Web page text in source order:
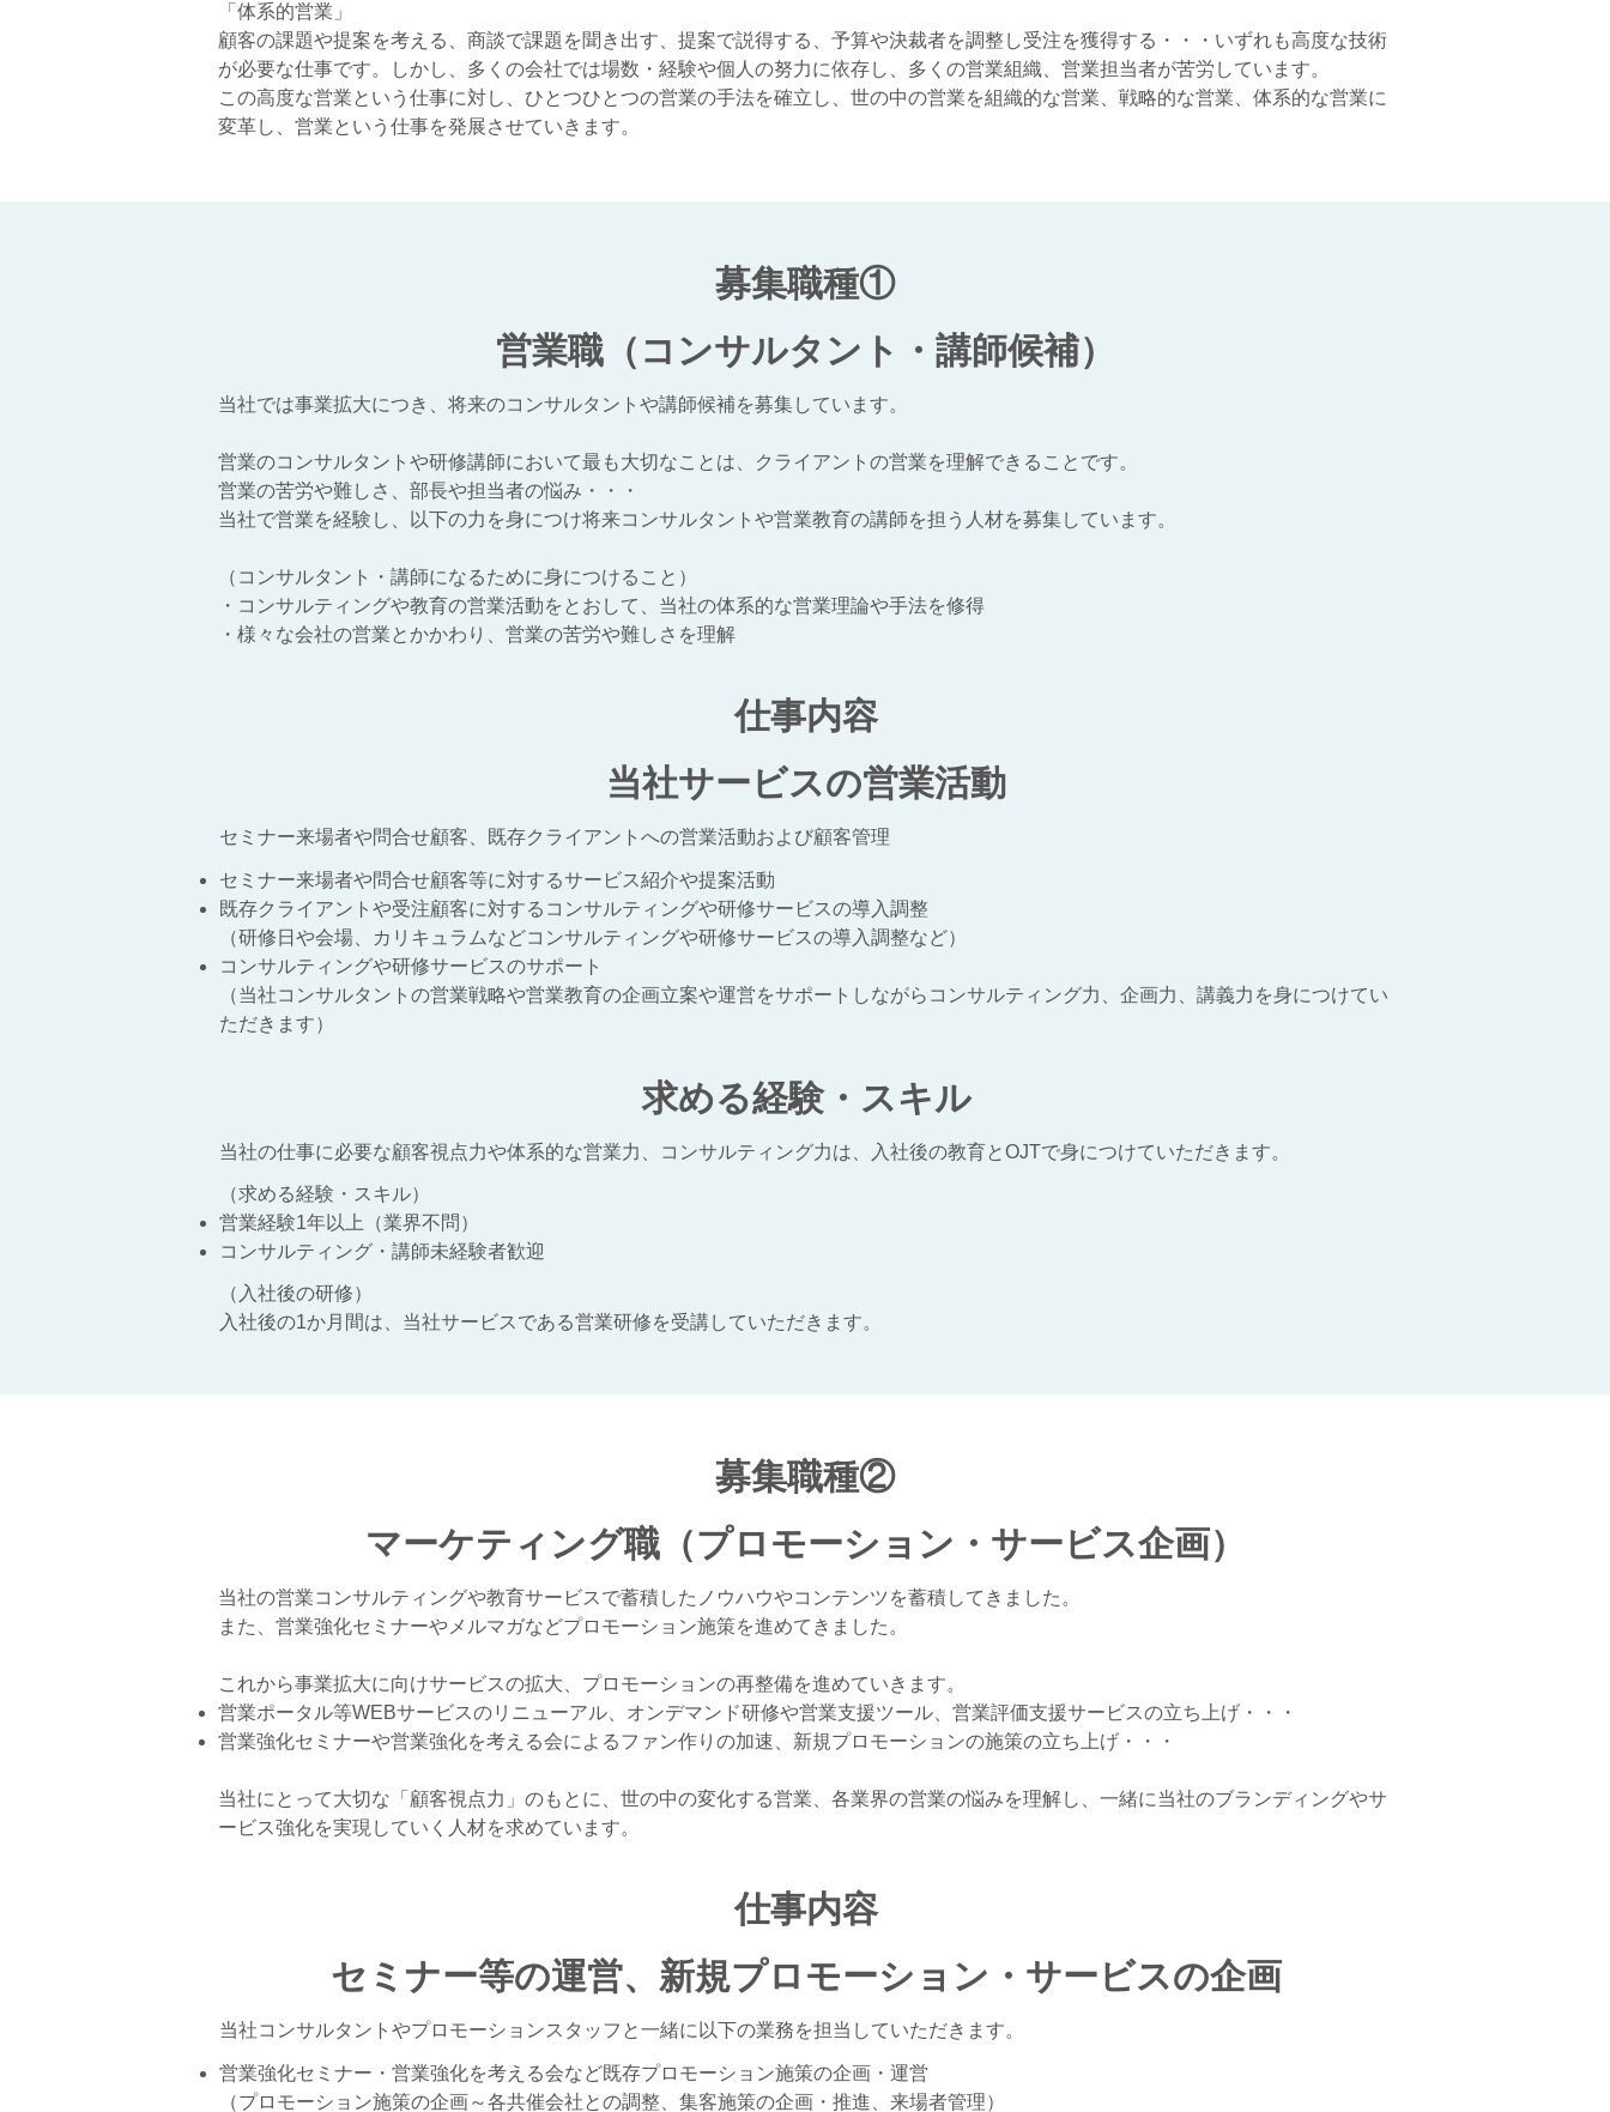
「体系的営業」
顧客の課題や提案を考える、商談で課題を聞き出す、提案で説得する、予算や決裁者を調整し受注を獲得する・・・いずれも高度な技術
が必要な仕事です。しかし、多くの会社では場数・経験や個人の努力に依存し、多くの営業組織、営業担当者が苦労しています。
この高度な営業という仕事に対し、ひとつひとつの営業の手法を確立し、世の中の営業を組織的な営業、戦略的な営業、体系的な営業に
変革し、営業という仕事を発展させていきます。
募集職種①
営業職（コンサルタント・講師候補）
当社では事業拡大につき、将来のコンサルタントや講師候補を募集しています。
営業のコンサルタントや研修講師において最も大切なことは、クライアントの営業を理解できることです。
営業の苦労や難しさ、部長や担当者の悩み・・・
当社で営業を経験し、以下の力を身につけ将来コンサルタントや営業教育の講師を担う人材を募集しています。
（コンサルタント・講師になるために身につけること）
・コンサルティングや教育の営業活動をとおして、当社の体系的な営業理論や手法を修得
・様々な会社の営業とかかわり、営業の苦労や難しさを理解
仕事内容
​当社サービスの営業活動
セミナー来場者や問合せ顧客、既存クライアントへの営業活動および顧客管理
セミナー来場者や問合せ顧客等に対するサービス紹介や提案活動
既存クライアントや受注顧客に対するコンサルティングや研修サービスの導入調整
（研修日や会場、カリキュラムなどコンサルティングや研修サービスの導入調整など）
コンサルティングや研修サービスのサポート
（当社コンサルタントの営業戦略や営業教育の企画立案や運営をサポートしながらコンサルティング力、企画力、講義力を身につけてい
ただきます）
求める経験・スキル
当社の仕事に必要な顧客視点力や体系的な営業力、コンサルティング力は、入社後の教育とOJTで身につけていただきます。
（求める経験・スキル）
営業経験1年以上（業界不問）
​コンサルティング・講師未経験者歓迎
​（入社後の研修）
​入社後の1か月間は、当社サービスである営業研修を受講していただきます。
募集職種②
マーケティング職（プロモーション・サービス企画）
当社の営業コンサルティングや教育サービスで蓄積したノウハウやコンテンツを蓄積してきました。
また、営業強化セミナーやメルマガなどプロモーション施策を進めてきました。
これから事業拡大に向けサービスの拡大、プロモーションの再整備を進めていきます。
営業ポータル等WEBサービスのリニューアル、オンデマンド研修や営業支援ツール、営業評価支援サービスの立ち上げ・・・
営業強化セミナーや営業強化を考える会によるファン作りの加速、新規プロモーションの施策の立ち上げ・・・
当社にとって大切な「顧客視点力」のもとに、世の中の変化する営業、各業界の営業の悩みを理解し、一緒に当社のブランディングやサ
ービス強化を実現していく人材を求めています。
仕事内容
セミナー等の運営、新規プロモーション・サービスの企画
当社コンサルタントやプロモーションスタッフと一緒に以下の業務を担当していただきます。
営業強化セミナー・営業強化を考える会など既存プロモーション施策の企画・運営
（プロモーション施策の企画～各共催会社との調整、集客施策の企画・推進、来場者管理）